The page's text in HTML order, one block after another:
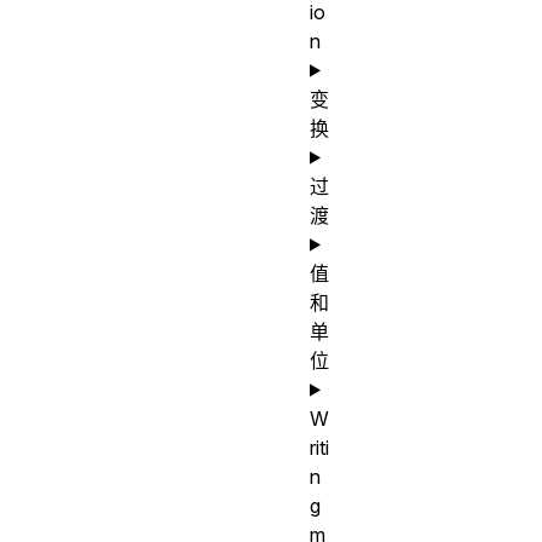
io
n
变
换
过
渡
值
和
单
位
W
riti
n
g
m